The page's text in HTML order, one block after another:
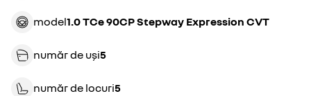
model 1.0 TCe 90CP Stepway Expression CVT
număr de uși5
număr de locuri5